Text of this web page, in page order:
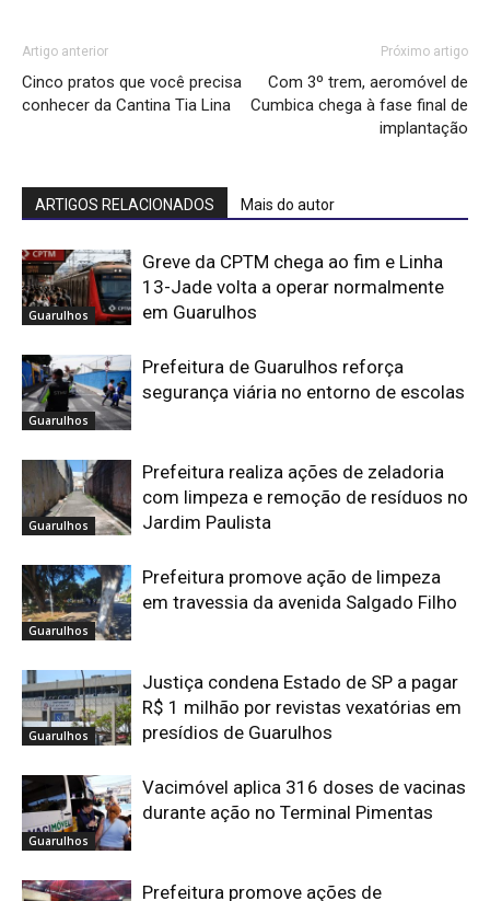
Artigo anterior
Cinco pratos que você precisa
conhecer da Cantina Tia Lina
Próximo artigo
Com 3º trem, aeromóvel de
Cumbica chega à fase final de
implantação
ARTIGOS RELACIONADOS Mais do autor
Guarulhos
Greve da CPTM chega ao fim e Linha
13-Jade volta a operar normalmente
em Guarulhos
Guarulhos
Prefeitura de Guarulhos reforça
segurança viária no entorno de escolas
Guarulhos
Prefeitura realiza ações de zeladoria
com limpeza e remoção de resíduos no
Jardim Paulista
Guarulhos
Prefeitura promove ação de limpeza
em travessia da avenida Salgado Filho
Guarulhos
Justiça condena Estado de SP a pagar
R$ 1 milhão por revistas vexatórias em
presídios de Guarulhos
Guarulhos
Vacimóvel aplica 316 doses de vacinas
durante ação no Terminal Pimentas
Prefeitura promove ações de